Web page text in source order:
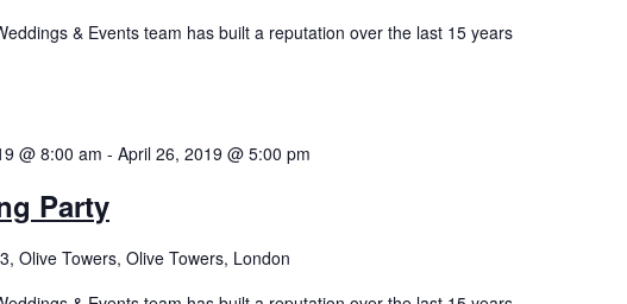
& Events team has built a reputation over the last 15 years
@ 8:00 am - April 26, 2019 @ 5:00 pm
Party
Olive Towers, Olive Towers, London